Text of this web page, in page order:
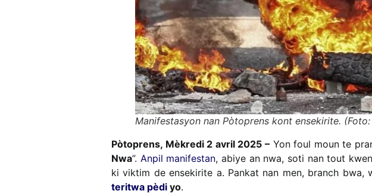
Manifestasyon nan Pòtoprens kont ensekirite.
Pòtoprens, Mèkredi 2 avril 2025 –Yon foul moun te
Nwa”. Anpil manifestan, abiye an nwa, soti nan tout
ki viktim de ensekirite a. Pankat nan men, branch bwa,
teritwa pèdi yo.